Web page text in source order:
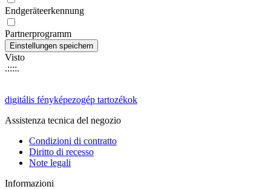
Endgeräteerkennung
Partnerprogramm
Visto
.::::.
digitális fényképezogép tartozékok
Assistenza tecnica del negozio
Condizioni di contratto
Diritto di recesso
Note legali
Informazioni